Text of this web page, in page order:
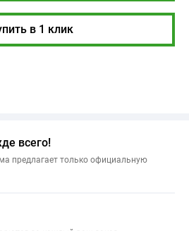
в 1 клик
всего!
предлагает только официальную